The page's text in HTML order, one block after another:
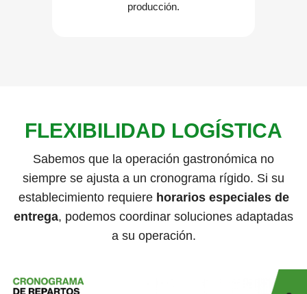
producción.
FLEXIBILIDAD LOGÍSTICA
Sabemos que la operación gastronómica no
siempre se ajusta a un cronograma rígido. Si su
establecimiento requiere horarios especiales de
entrega, podemos coordinar soluciones adaptadas
a su operación.